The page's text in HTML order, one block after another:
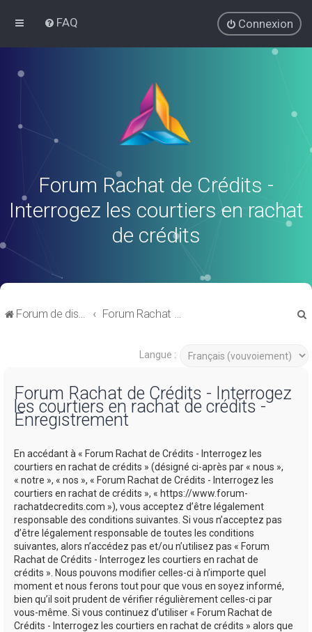
FAQ Connexion
Forum Rachat de Crédits -
Interrogez les courtiers en rachat
de crédits
Forum de discussions sur le Regroupement de Crédits et le Rachat de Crédits Forum Rachat de Crédits
Langue :
Forum Rachat de Crédits - Interrogez
les courtiers en rachat de crédits -
Enregistrement
En accédant à « Forum Rachat de Crédits - Interrogez les
courtiers en rachat de crédits » (désigné ci-après par « nous »,
« notre », « nos », « Forum Rachat de Crédits - Interrogez les
courtiers en rachat de crédits », « https://www.forum-
rachatdecredits.com »), vous acceptez d’être légalement
responsable des conditions suivantes. Si vous n’acceptez pas
d’être légalement responsable de toutes les conditions
suivantes, alors n’accédez pas et/ou n’utilisez pas « Forum
Rachat de Crédits - Interrogez les courtiers en rachat de
crédits ». Nous pouvons modifier celles-ci à n’importe quel
moment et nous ferons tout pour que vous en soyez informé,
bien qu’il soit prudent de vérifier régulièrement celles-ci par
vous-même. Si vous continuez d’utiliser « Forum Rachat de
Crédits - Interrogez les courtiers en rachat de crédits » alors que